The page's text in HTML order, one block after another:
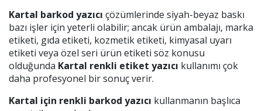
Kartal barkod yazıcı çözümlerinde siyah-beyaz baskı
bazı işler için yeterli olabilir; ancak ürün ambalajı, marka
etiketi, gıda etiketi, kozmetik etiketi, kimyasal uyarı
etiketi veya özel seri ürün etiketi söz konusu
olduğunda Kartal renkli etiket yazıcı kullanımı çok
daha profesyonel bir sonuç verir.
Kartal için renkli barkod yazıcı kullanmanın başlıca